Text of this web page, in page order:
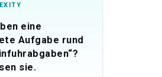
eine
Aufgabe rund
sie.